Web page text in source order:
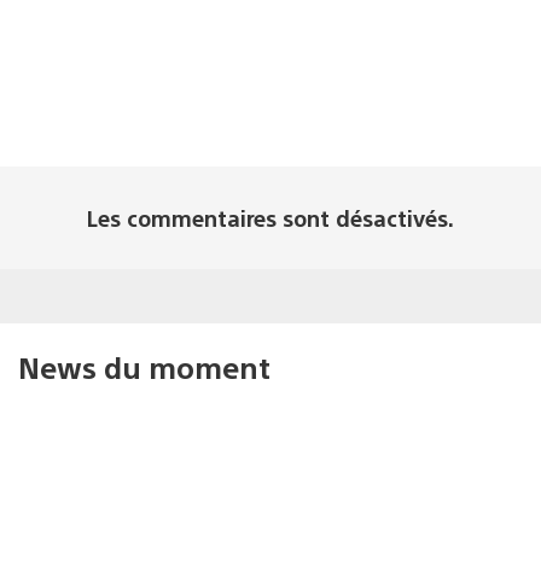
Les commentaires sont désactivés.
News du moment